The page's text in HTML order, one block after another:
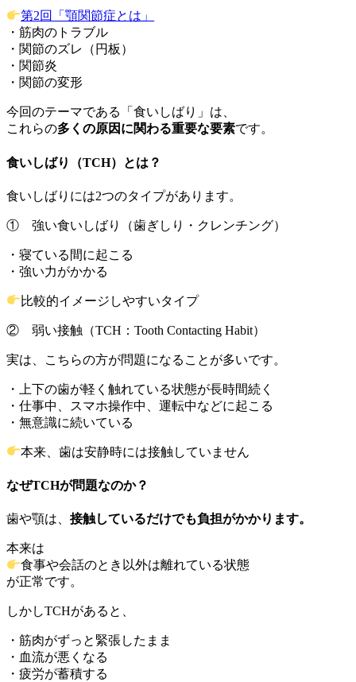
第2回「顎関節症とは」
・筋肉のトラブル
・関節のズレ（円板）
・関節炎
・関節の変形
今回のテーマである「食いしばり」は、
これらの多くの原因に関わる重要な要素です。
食いしばり（TCH）とは？
食いしばりには2つのタイプがあります。
① 強い食いしばり（歯ぎしり・クレンチング）
・寝ている間に起こる
・強い力がかかる
比較的イメージしやすいタイプ
② 弱い接触（TCH：Tooth Contacting Habit）
実は、こちらの方が問題になることが多いです。
・上下の歯が軽く触れている状態が長時間続く
・仕事中、スマホ操作中、運転中などに起こる
・無意識に続いている
本来、歯は安静時には接触していません
なぜTCHが問題なのか？
歯や顎は、 接触しているだけでも負担がかかります。
本来は
食事や会話のとき以外は離れている状態
が正常です。
しかしTCHがあると、
・筋肉がずっと緊張したまま
・血流が悪くなる
・疲労が蓄積する